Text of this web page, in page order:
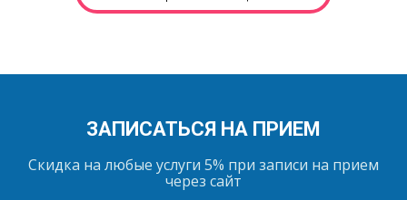
ЗАПИСАТЬСЯ НА ПРИЕМ
Скидка на любые услуги 5% при записи на прием
через сайт